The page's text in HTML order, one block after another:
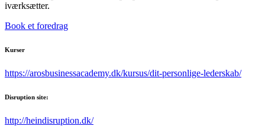
iværksætter.
Book et foredrag
Kurser
https://arosbusinessacademy.dk/kursus/dit-personlige-lederskab/
Disruption site:
http://heindisruption.dk/